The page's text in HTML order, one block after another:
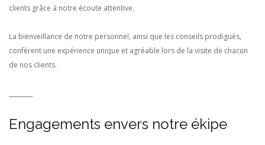
clients grâce à notre écoute attentive.
La bienveillance de notre personnel, ainsi que les conseils prodigués,
confèrent une expérience unique et agréable lors de la visite de chacun
de nos clients.
Engagements envers notre ékipe